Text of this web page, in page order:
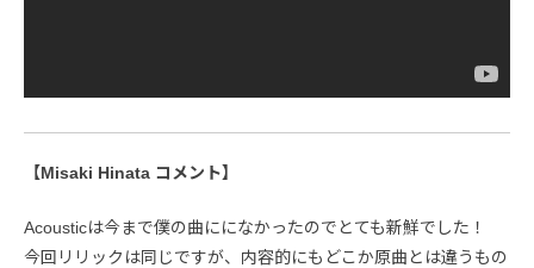
【Misaki Hinata コメント】
Acousticは今まで僕の曲にになかったのでとても新鮮でした！
今回リリックは同じですが、内容的にもどこか原曲とは違うもの